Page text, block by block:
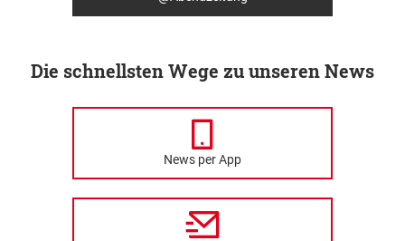
Die schnellsten Wege zu unseren News
News per App